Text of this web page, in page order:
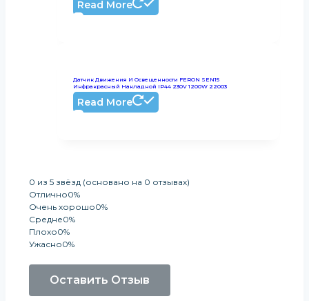
Read More
Датчик Движения И Освещенности FERON SEN15
Инфракрасный Накладной IP44 230V 1200W 22003
Read More
0 из 5 звёзд (основано на 0 отзывах)
Отлично0%
Очень хорошо0%
Средне0%
Плохо0%
Ужасно0%
Оставить Отзыв